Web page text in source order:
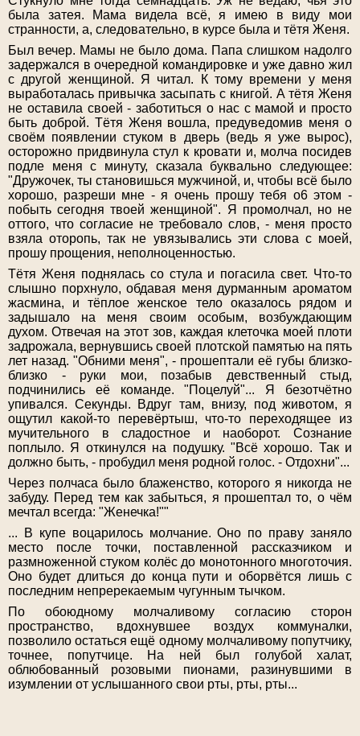
была затея. Мама видела всё, я имею в виду мои
странности, а, следовательно, в курсе была и тётя Женя.
Был вечер. Мамы не было дома. Папа слишком надолго
задержался в очередной командировке и уже давно жил
с другой женщиной. Я читал. К тому времени у меня
выработалась привычка засыпать с книгой. A тётя Женя
не оставила своей - заботиться о нас с мамой и просто
быть доброй. Тётя Женя вошла, предуведомив меня о
своём появлении стуком в дверь (ведь я уже вырос),
осторожно придвинула стул к кровати и, молча посидев
подле меня с минуту, сказала буквально следующее:
"Дружочек, ты становишься мужчиной, и, чтобы всё было
хорошо, разреши мне - я очень прошу тебя o6 этом -
побыть сегодня твоей женщиной". Я промолчал, но не
оттого, что согласие не требовало слов, - меня просто
взяла оторопь, так не увязывались эти слова с моей,
прошу прощения, неполноценностью.
Тётя Женя поднялась со стула и погасила свет. Что-то
слышно порхнуло, обдавая меня дурманным ароматом
жасмина, и тёплое женское тело оказалось рядом и
задышало на меня своим особым, возбуждающим
духом. Отвечая на этот зов, каждая клеточка моей плоти
задрожала, вернувшись своей плотской памятью на пять
лет назад. "Обними меня", - прошептали её губы близко-
близко - руки мои, позабыв девственный стыд,
подчинились её команде. "Поцелуй"... Я безотчётно
упивался. Секунды. Вдруг там, внизу, под животом, я
ощутил какой-то перевёртыш, что-то переходящее из
мучительного в сладостное и наоборот. Сознание
поплыло. Я откинулся на подушку. "Всё хорошо. Так и
должно быть, - пробудил меня родной голос. - Отдохни"...
Через полчаса было блаженство, которого я никогда не
забуду. Перед тем как забыться, я прошептал то, о чём
мечтал всегда: "Женечка!""
... В купе воцарилось молчание. Оно по праву заняло
место после точки, поставленной рассказчиком и
размноженной стуком колёс до монотонного многоточия.
Оно будет длиться до конца пути и оборвётся лишь с
последним непререкаемым чугунным тычком.
По обоюдному молчаливому согласию сторон
пространство, вдохнувшее воздух коммуналки,
позволило остаться ещё одному молчаливому попутчику,
точнее, попутчице. На ней был голубой халат,
облюбованный розовыми пионами, разинувшими в
изумлении от услышанного свои рты, рты, рты...